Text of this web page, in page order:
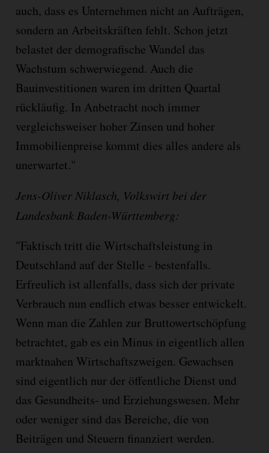
auch, dass es Unternehmen nicht an Aufträgen,
sondern an Arbeitskräften fehlt. Schon jetzt
belastet der demografische Wandel das
Wachstum schwerwiegend. Auch die
Bauinvestitionen waren im dritten Quartal
rückläufig. In Anbetracht noch immer
vergleichsweiser hoher Zinsen und hoher
Immobilienpreise kommt dies alles andere als
unerwartet."
Jens-Oliver Niklasch, Volkswirt bei der
Landesbank Baden-Württemberg:
"Faktisch tritt die Wirtschaftsleistung in
Deutschland auf der Stelle - bestenfalls.
Erfreulich ist allenfalls, dass sich der private
Verbrauch nun endlich etwas besser entwickelt.
Wenn man die Zahlen zur Bruttowertschöpfung
betrachtet, gab es ein Minus in eigentlich allen
marktnahen Wirtschaftszweigen. Gewachsen
sind eigentlich nur der öffentliche Dienst und
das Gesundheits- und Erziehungswesen. Mehr
oder weniger sind das Bereiche, die von
Beiträgen und Steuern finanziert werden.